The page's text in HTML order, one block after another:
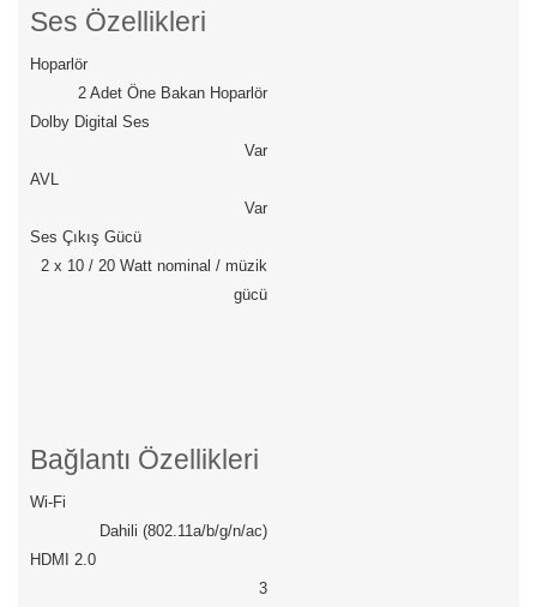
Ses Özellikleri
Hoparlör
2 Adet Öne Bakan Hoparlör
Dolby Digital Ses
Var
AVL
Var
Ses Çıkış Gücü
2 x 10 / 20 Watt nominal / müzik
gücü
Bağlantı Özellikleri
Wi-Fi
Dahili (802.11a/b/g/n/ac)
HDMI 2.0
3